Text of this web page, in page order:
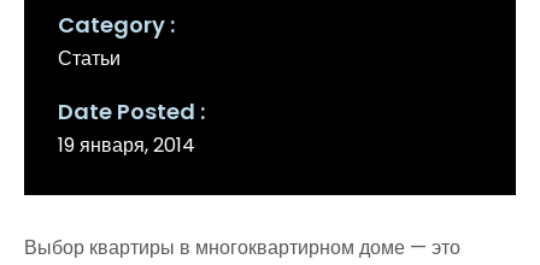
Category
Статьи
Date Posted
19 января, 2014
Выбор квартиры в многоквартирном доме — это